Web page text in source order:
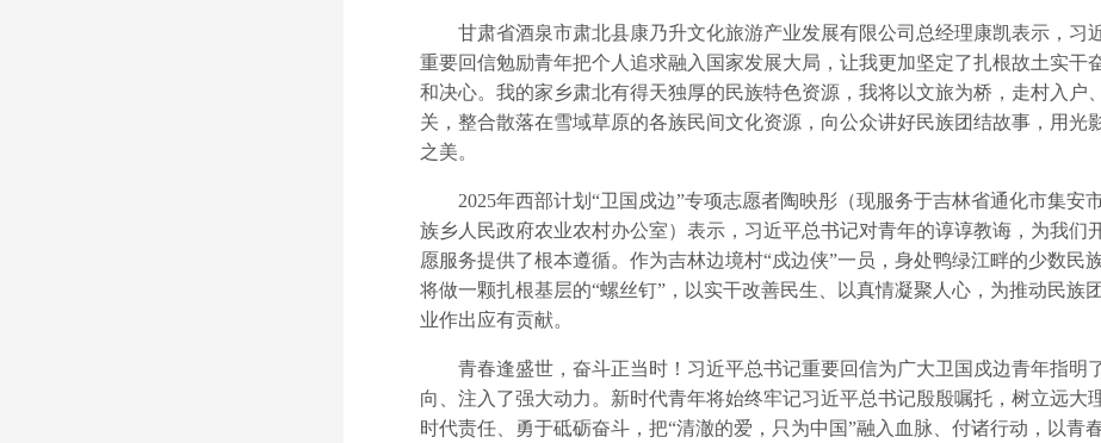
甘肃省酒泉市肃北县康乃升文化旅游产业发展有限公司总经理康凯表示，习
重要回信勉励青年把个人追求融入国家发展大局，让我更加坚定了扎根故土实干
和决心。我的家乡肃北有得天独厚的民族特色资源，我将以文旅为桥，走村入户
关，整合散落在雪域草原的各族民间文化资源，向公众讲好民族团结故事，用光
之美。
2025年西部计划“卫国戍边”专项志愿者陶映彤（现服务于吉林省通化市集安
族乡人民政府农业农村办公室）表示，习近平总书记对青年的谆谆教诲，为我们
愿服务提供了根本遵循。作为吉林边境村“戍边侠”一员，身处鸭绿江畔的少数民
将做一颗扎根基层的“螺丝钉”，以实干改善民生、以真情凝聚人心，为推动民族
业作出应有贡献。
青春逢盛世，奋斗正当时！习近平总书记重要回信为广大卫国戍边青年指明
向、注入了强大动力。新时代青年将始终牢记习近平总书记殷殷嘱托，树立远大
时代责任、勇于砥砺奋斗，把“清澈的爱，只为中国”融入血脉、付诸行动，以青